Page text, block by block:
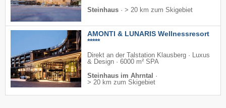
Steinhaus · > 20 km zum Skigebiet
AMONTI & LUNARIS Wellnessresort
*****
Direkt an der Talstation Klausberg · Luxus
& Design · 6000 m² SPA
Steinhaus im Ahrntal ·
> 20 km zum Skigebiet